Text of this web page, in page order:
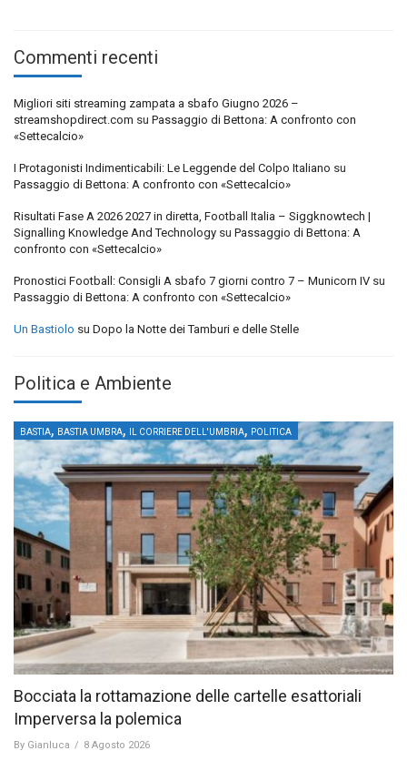
Commenti recenti
Migliori siti streaming zampata a sbafo Giugno 2026 –
streamshopdirect.com su Passaggio di Bettona: A confronto con
«Settecalcio»
I Protagonisti Indimenticabili: Le Leggende del Colpo Italiano su
Passaggio di Bettona: A confronto con «Settecalcio»
Risultati Fase A 2026 2027 in diretta, Football Italia – Siggknowtech |
Signalling Knowledge And Technology su Passaggio di Bettona: A
confronto con «Settecalcio»
Pronostici Football: Consigli A sbafo 7 giorni contro 7 – Municorn IV su
Passaggio di Bettona: A confronto con «Settecalcio»
Un Bastiolo su Dopo la Notte dei Tamburi e delle Stelle
Politica e Ambiente
BASTIA, BASTIA UMBRA, IL CORRIERE DELL'UMBRIA, POLITICA
Bocciata la rottamazione delle cartelle esattoriali
Imperversa la polemica
By Gianluca / 8 Agosto 2026